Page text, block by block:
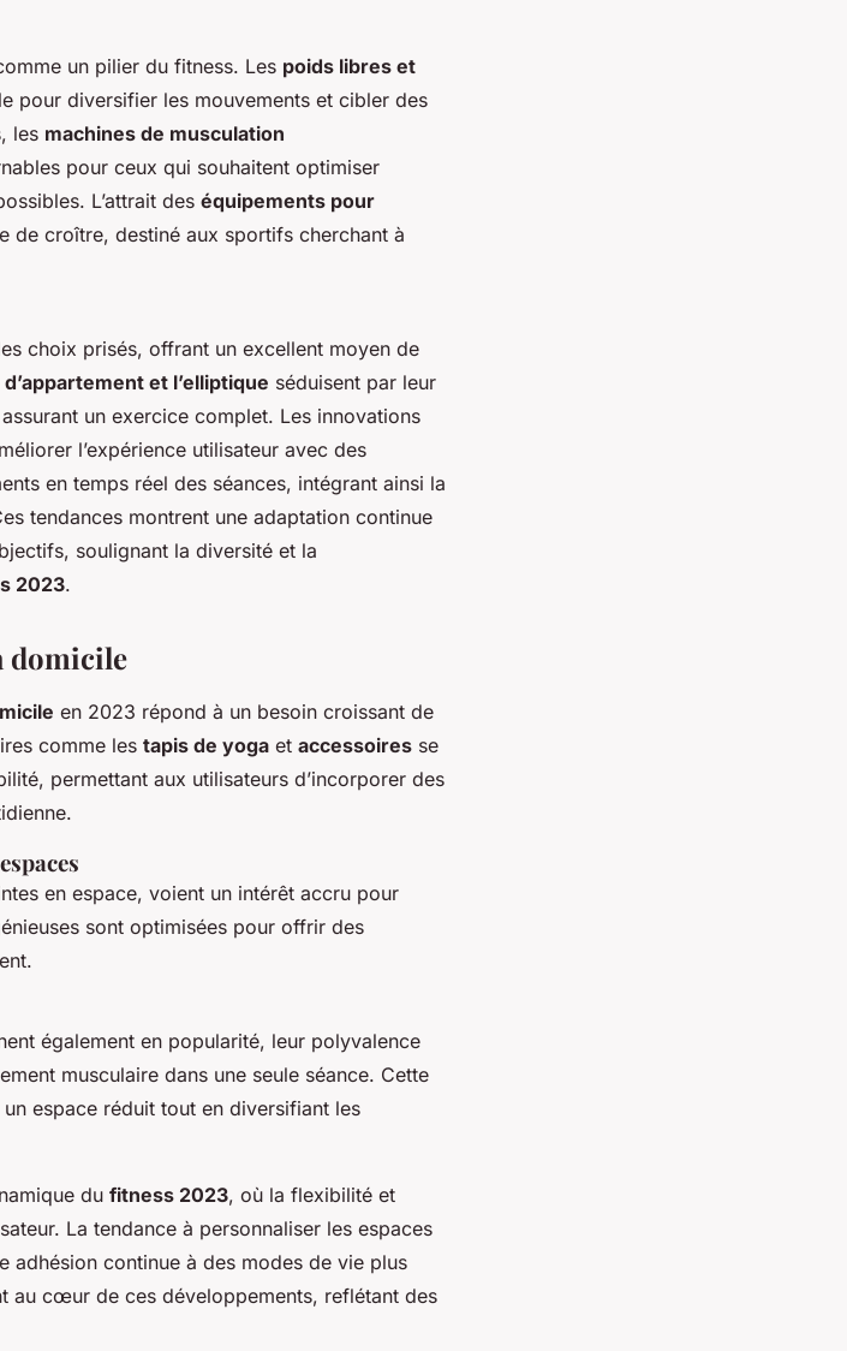
un pilier du fitness. Les poids libres et
pour diversifier les mouvements et cibler des
les machines de musculation
pour ceux qui souhaitent optimiser
L’attrait des équipements pour
de croître, destiné aux sportifs cherchant à
choix prisés, offrant un excellent moyen de
et l’elliptique séduisent par leur
un exercice complet. Les innovations
l’expérience utilisateur avec des
en temps réel des séances, intégrant ainsi la
tendances montrent une adaptation continue
soulignant la diversité et la
2023.
domicile
en 2023 répond à un besoin croissant de
comme les tapis de yoga et accessoires se
permettant aux utilisateurs d’incorporer des
en espace, voient un intérêt accru pour
sont optimisées pour offrir des
également en popularité, leur polyvalence
musculaire dans une seule séance. Cette
espace réduit tout en diversifiant les
du fitness 2023, où la flexibilité et
La tendance à personnaliser les espaces
adhésion continue à des modes de vie plus
au cœur de ces développements, reflétant des